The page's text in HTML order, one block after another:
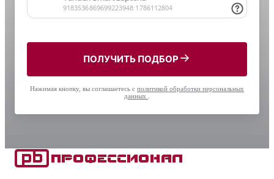
ПОЛУЧИТЬ ПОДБОР
Нажимая кнопку, вы соглашаетесь с политикой обработки персональных
данных